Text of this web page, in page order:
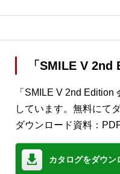
「SMILE V
「SMILE V 2nd
しています。無料にて
ダウンロード資料：
カタログをダウン